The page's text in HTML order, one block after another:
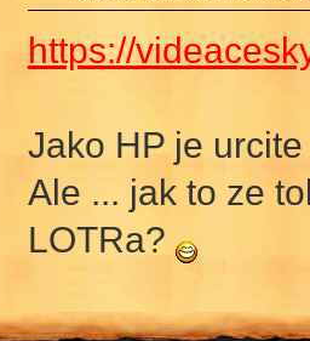
https://
Jako HP je
Ale ... jak to ze
LOTRa?